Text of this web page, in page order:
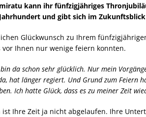
kann ihr fünfzigjähriges
und gibt sich im
Glückwunsch zu Ihrem
vor Ihnen nur wenige feiern konnten.
bin da schon sehr glücklich. Nur mein
hat länger regiert. Und Grund zum Feiern
Ich hatte Glück, dass es zu meiner Zeit
ist Ihre Zeit ja nicht abgelaufen. Ihre